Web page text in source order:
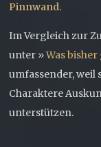
Pinnwand.
Im Vergleich zur
unter »Was bisher
umfassender, weil
Charaktere
unterstützen.